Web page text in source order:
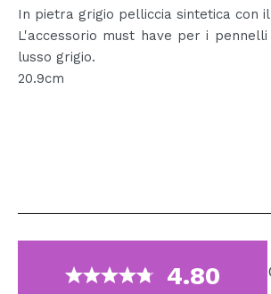
In pietra grigio pelliccia sintetica con
L'accessorio must have per i
lusso grigio.
20.9cm
4.80